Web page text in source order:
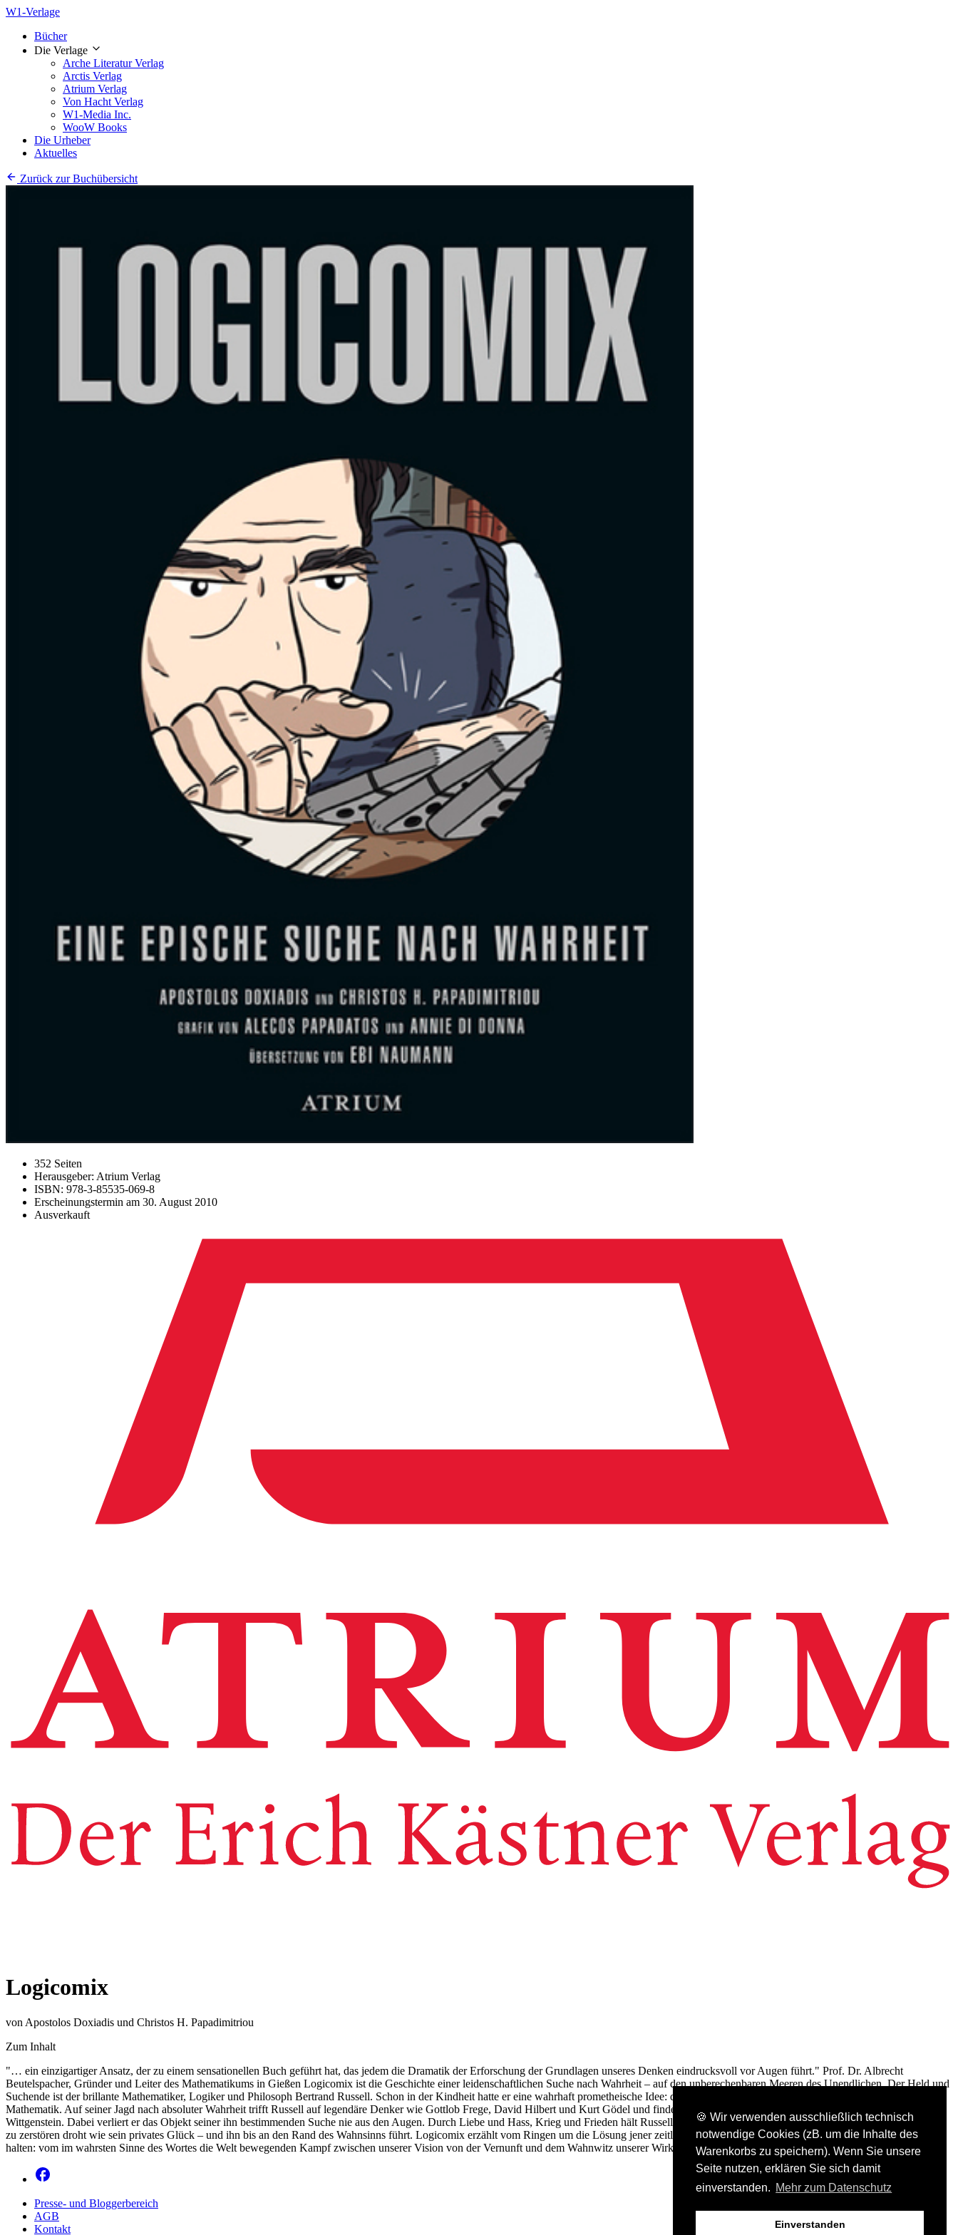
🍪 Wir verwenden ausschließlich technisch
notwendige Cookies (zB. um die Inhalte des
Warenkorbs zu speichern). Wenn Sie unsere
Seite nutzen, erklären Sie sich damit
einverstanden. Mehr zum Datenschutz
Einverstanden
W1-Verlage
Bücher
Die Verlage
Arche Literatur Verlag
Arctis Verlag
Atrium Verlag
Von Hacht Verlag
W1-Media Inc.
WooW Books
Die Urheber
Aktuelles
Zurück zur Buchübersicht
352 Seiten
Herausgeber: Atrium Verlag
ISBN: 978-3-85535-069-8
Erscheinungstermin am 30. August 2010
Ausverkauft
Logicomix
von Apostolos Doxiadis und Christos H. Papadimitriou
Zum Inhalt
"… ein einzigartiger Ansatz, der zu einem sensationellen Buch geführt hat, das jedem die Dramatik der Erforschung der Grundlagen unseres Denken eindrucksvoll vor Augen führt." Prof. Dr. Albrecht
Beutelspacher, Gründer und Leiter des Mathematikums in Gießen Logicomix ist die Geschichte einer leidenschaftlichen Suche nach Wahrheit – auf den unberechenbaren Meeren des Unendlichen. Der Held und
Suchende ist der brillante Mathematiker, Logiker und Philosoph Bertrand Russell. Schon in der Kindheit hatte er eine wahrhaft prometheische Idee: die Errichtung eines logischen Fundaments für die gesamte
Mathematik. Auf seiner Jagd nach absoluter Wahrheit trifft Russell auf legendäre Denker wie Gottlob Frege, David Hilbert und Kurt Gödel und findet einen leidenschaftlichen Schüler im großen Ludwig
Wittgenstein. Dabei verliert er das Objekt seiner ihn bestimmenden Suche nie aus den Augen. Durch Liebe und Hass, Krieg und Frieden hält Russell an seiner Mission fest, die seine Karriere schließlich ebenso
zu zerstören droht wie sein privates Glück – und ihn bis an den Rand des Wahnsinns führt. Logicomix erzählt vom Ringen um die Lösung jener zeitlosen Fragen, die die Menschen seit ewigen Zeiten in Atem
halten: vom im wahrsten Sinne des Wortes die Welt bewegenden Kampf zwischen unserer Vision von der Vernunft und dem Wahnwitz unserer Wirklichkeit. Mehr Informationen auf: www.logicomix.de
Presse- und Bloggerbereich
AGB
Kontakt